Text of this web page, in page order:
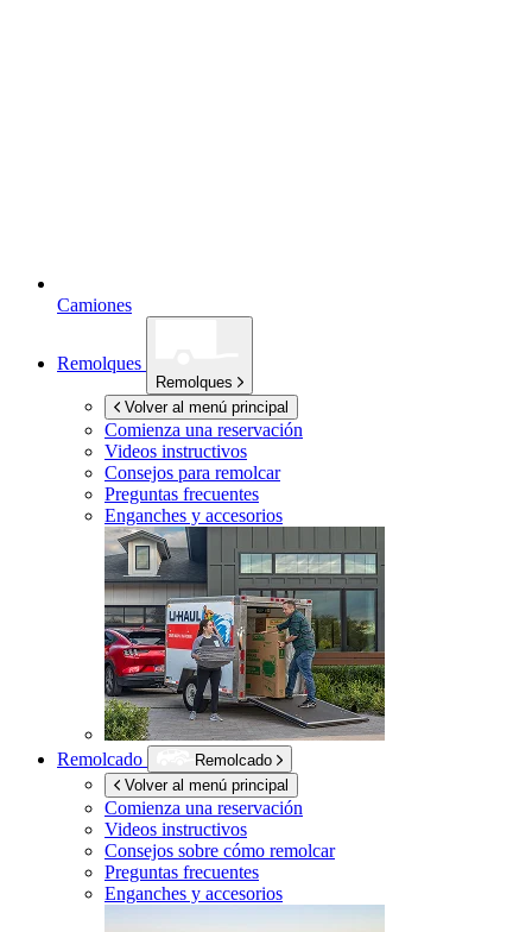
Camiones
Remolques
Remolques
Volver al menú principal
Comienza una reservación
Videos instructivos
Consejos para remolcar
Preguntas frecuentes
Enganches y accesorios
Remolcado
Remolcado
Volver al menú principal
Comienza una reservación
Videos instructivos
Consejos sobre cómo remolcar
Preguntas frecuentes
Enganches y accesorios